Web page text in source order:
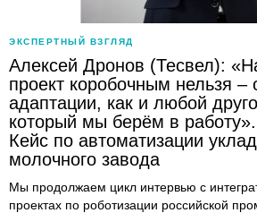
ЭКСПЕРТНЫЙ ВЗГЛЯД
Алексей Дронов (Тесвел):
проект коробочным нельзя –
адаптации, как и любой
который мы берём в работу».
Кейс по автоматизации
молочного завода
Мы продолжаем цикл интервью с
проектах по роботизации российской